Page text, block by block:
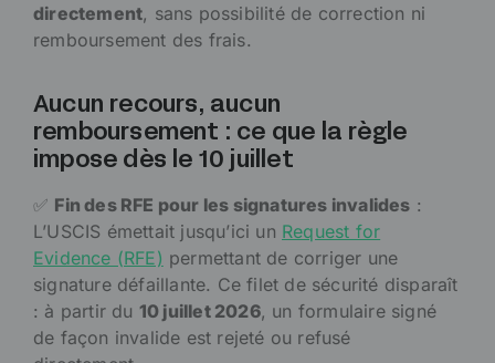
directement, sans possibilité de correction ni
remboursement des frais.
Aucun recours, aucun
remboursement : ce que la règle
impose dès le 10 juillet
✅ Fin des RFE pour les signatures invalides :
L’USCIS émettait jusqu’ici un Request for
Evidence (RFE) permettant de corriger une
signature défaillante. Ce filet de sécurité disparaît
: à partir du 10 juillet 2026, un formulaire signé
de façon invalide est rejeté ou refusé